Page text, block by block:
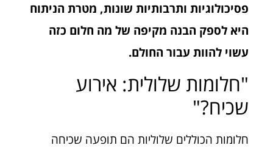
פסיכולוגיות ותרבותיות שונות, מטרת הניתוח
היא לספק הבנה מקיפה של מה חלום כזה
עשוי להוות עבור החולם.
"חלומות שלולית: אירוע
שכיח?"
חלומות הכוללים שלוליות הם תופעה שכיחה